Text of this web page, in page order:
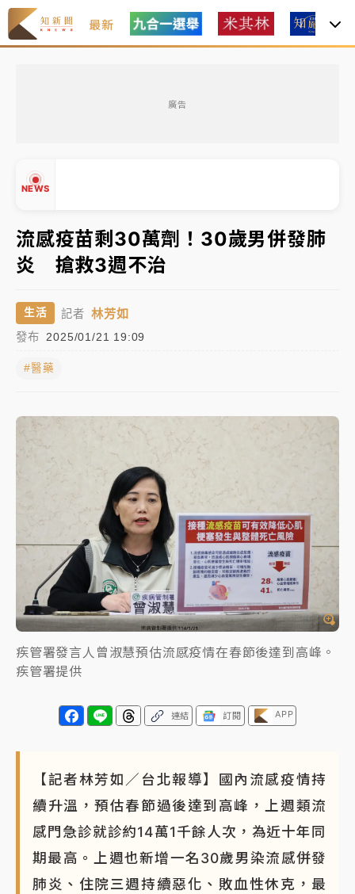
最新
廣告
NEWS
韓股最壞時期已過？大摩估去槓桿完成逾半 波動率降
至2個月低
「白海豚」雨炸新北！通報109件災情 侯友宜揭這類災
損最多
白海豚挾豪雨狂炸新北！時雨量破百毫米 水塔、雨棚
金控第2季海外曝險破31兆創高 日本年增45%居冠
韓股最壞時期已過？大摩估去槓桿完成逾半 波動率降
至2個月低
「白海豚」雨炸新北！通報109件災情 侯友宜揭這類災
損最多
白海豚挾豪雨狂炸新北！時雨量破百毫米 水塔、雨棚
砸落毀車
流感疫苗剩30萬劑！30歲男併發肺
炎 搶救3週不治
生活 記者 林芳如
發布 2025/01/21 19:09
#醫藥
疾管署發言人曾淑慧預估流感疫情在春節後達到高峰。
疾管署提供
連結 訂閱 APP
【記者林芳如／台北報導】國內流感疫情持
續升溫，預估春節過後達到高峰，上週類流
感門急診就診約14萬1千餘人次，為近十年同
期最高。上週也新增一名30歲男染流感併發
肺炎、住院三週持續惡化、敗血性休克，最